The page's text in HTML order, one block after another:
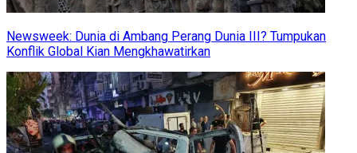
Newsweek: Dunia di Ambang Perang Dunia III? Tumpukan
Konflik Global Kian Mengkhawatirkan